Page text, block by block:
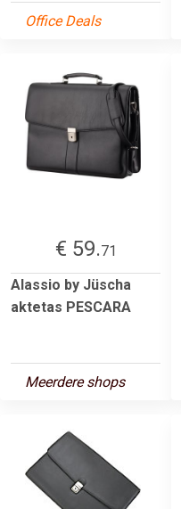
Office Deals
€ 59.71
Alassio by Jüscha
aktetas PESCARA
Meerdere shops